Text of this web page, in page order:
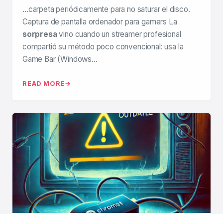
…carpeta periódicamente para no saturar el disco.
Captura de pantalla ordenador para gamers La
sorpresavino cuando un streamer profesional
compartió su método poco convencional: usa la
Game Bar (Windows…
READ MORE